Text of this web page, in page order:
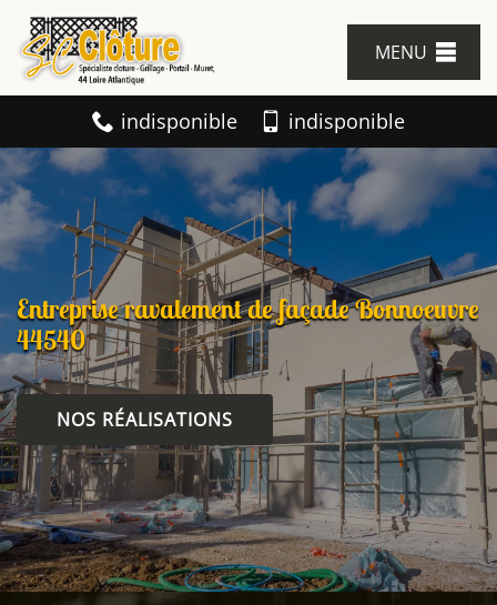
MENU
indisponible indisponible
Entreprise ravalement de façade Bonnoeuvre
44540
NOS RÉALISATIONS